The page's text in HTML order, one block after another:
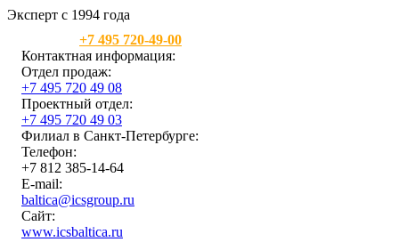
Эксперт с 1994 года
+7 495 720-49-00
Контактная информация:
Отдел продаж:
+7 495 720 49 08
Проектный отдел:
+7 495 720 49 03
Филиал в Санкт-Петербурге:
Телефон:
+7 812 385-14-64
E-mail:
baltica@icsgroup.ru
Сайт:
www.icsbaltica.ru